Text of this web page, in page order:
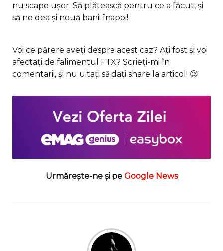
nu scape ușor. Să plătească pentru ce a făcut, și
să ne dea și nouă banii înapoi!
Voi ce părere aveți despre acest caz? Ați fost și voi
afectați de falimentul FTX? Scrieți-mi în
comentarii, și nu uitați să dați share la articol! 😉
Urmărește-ne și pe Google News